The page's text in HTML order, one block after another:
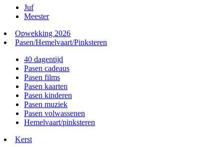
Juf
Meester
Opwekking 2026
Pasen/Hemelvaart/Pinksteren
40 dagentijd
Pasen cadeaus
Pasen films
Pasen kaarten
Pasen kinderen
Pasen muziek
Pasen volwassenen
Hemelvaart/pinksteren
Kerst